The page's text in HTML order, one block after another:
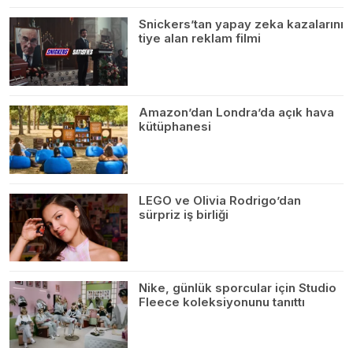
Snickers’tan yapay zeka kazalarını
tiye alan reklam filmi
Amazon’dan Londra’da açık hava
kütüphanesi
LEGO ve Olivia Rodrigo’dan
sürpriz iş birliği
Nike, günlük sporcular için Studio
Fleece koleksiyonunu tanıttı